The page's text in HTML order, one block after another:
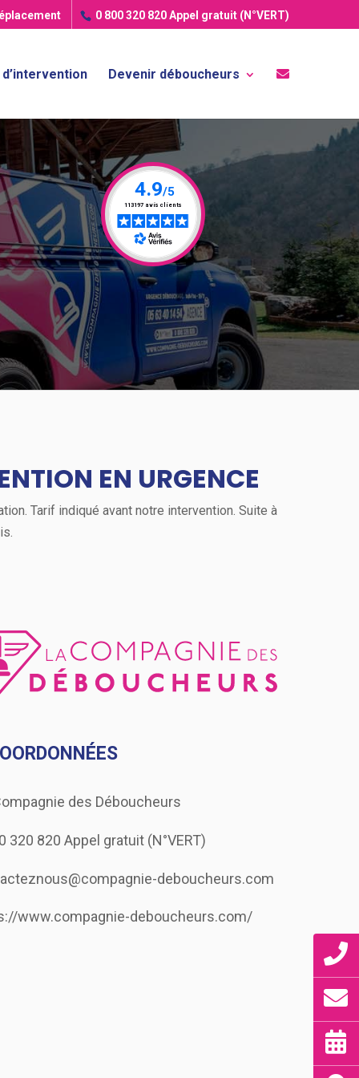
0 800 320 820Appel gratuit (N°VERT)
Devenir déboucheurs
EN URGENCE
Tarif indiqué avant notre intervention. Suite à
des Déboucheurs
320 820 Appel gratuit (N°VERT)
deboucheurs.com
www.compagnie-deboucheurs.com/